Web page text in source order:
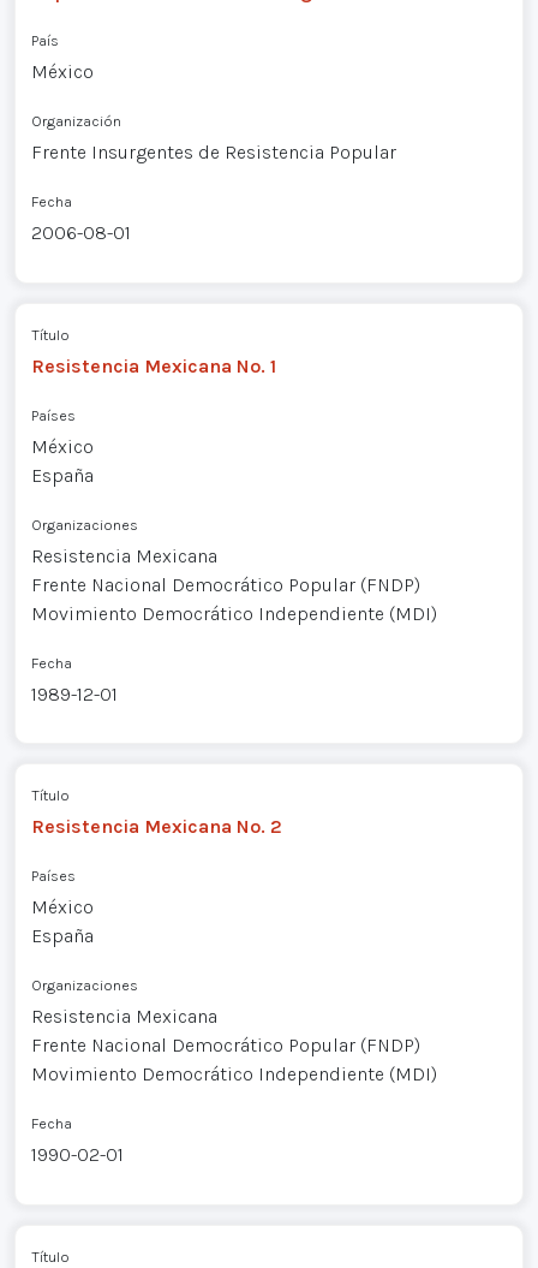
País
México
Organización
Frente Insurgentes de Resistencia Popular
Fecha
2006-08-01
Título
Resistencia Mexicana No. 1
Países
México
España
Organizaciones
Resistencia Mexicana
Frente Nacional Democrático Popular (FNDP)
Movimiento Democrático Independiente (MDI)
Fecha
1989-12-01
Título
Resistencia Mexicana No. 2
Países
México
España
Organizaciones
Resistencia Mexicana
Frente Nacional Democrático Popular (FNDP)
Movimiento Democrático Independiente (MDI)
Fecha
1990-02-01
Título